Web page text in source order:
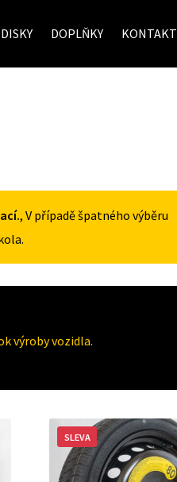
DOPLŇKY KONTAKT
, V případě špatného výběru
výroby vozidla.
SLEVA